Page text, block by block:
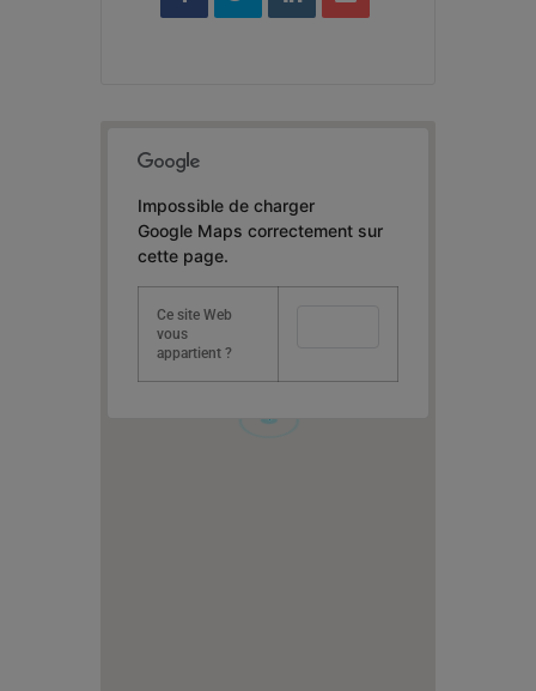
Impossible de charger
Google Maps correctement sur
cette page.
Ce site Web
vous
appartient ?